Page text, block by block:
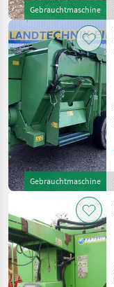
Gebrauchtmaschine
Gebrauchtmaschine